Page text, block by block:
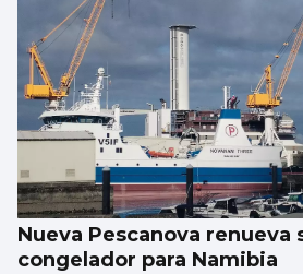
Nueva Pescanova renueva
congelador para Namibia